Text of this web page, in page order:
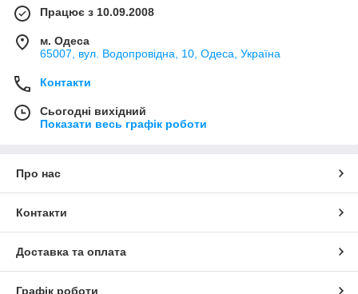
Працює з 10.09.2008
м. Одеса
65007, вул. Водопровідна, 10, Одеса, Україна
Контакти
Сьогодні вихідний
Показати весь графік роботи
Про нас
Контакти
Доставка та оплата
Графік роботи